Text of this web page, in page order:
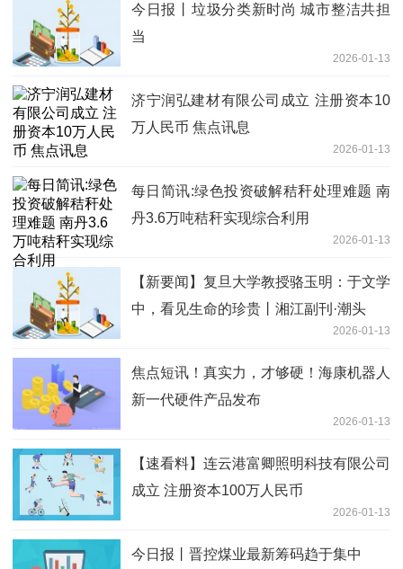
今日报丨垃圾分类新时尚 城市整洁共担
当
2026-01-13
济宁润弘建材有限公司成立 注册资本10
万人民币 焦点讯息
2026-01-13
每日简讯:绿色投资破解秸秆处理难题 南
丹3.6万吨秸秆实现综合利用
2026-01-13
【新要闻】复旦大学教授骆玉明：于文学
中，看见生命的珍贵丨湘江副刊·潮头
2026-01-13
焦点短讯！真实力，才够硬！海康机器人
新一代硬件产品发布
2026-01-13
【速看料】连云港富卿照明科技有限公司
成立 注册资本100万人民币
2026-01-13
今日报丨晋控煤业最新筹码趋于集中